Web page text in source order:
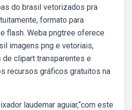
do brasil vetorizados pra
formato para
flash. Weba pngtree oferece
imagens png e vetoriais,
clipart transparentes e
recursos gráficos gratuitos na
laudemar aguiar,“com este